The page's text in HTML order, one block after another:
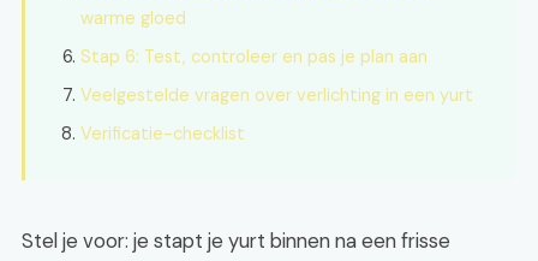
warme gloed
Stap 6: Test, controleer en pas je plan aan
Veelgestelde vragen over verlichting in een yurt
Verificatie-checklist
Stel je voor: je stapt je yurt binnen na een frisse